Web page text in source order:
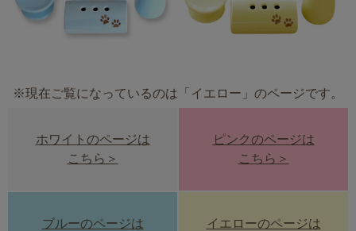
※現在ご覧になっているのは「イエロー」のページです。
ホワイトのページは
こちら＞
ピンクのページは
こちら＞
ブルーのページは
イエローのページは